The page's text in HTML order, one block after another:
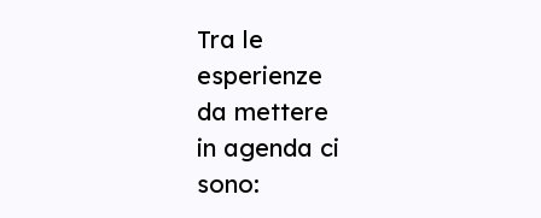
Tra le
esperienze
da mettere
in agenda ci
sono: